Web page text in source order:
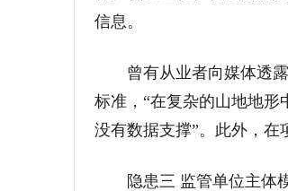
信息。
曾有从业者向媒体透露
标准，“在复杂的山地地形
没有数据支撑”。此外，在
隐患三 监管单位主体